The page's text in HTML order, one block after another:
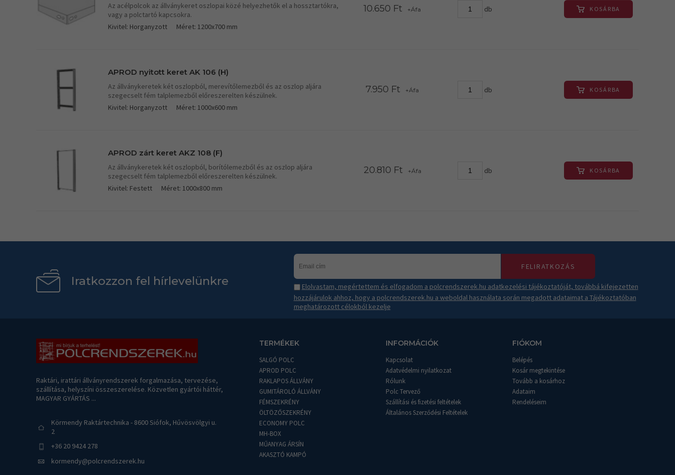
Az acélpolcok az állványkeret oszlopai közé helyezhetők el a hossztartókra,
vagy a polctartó kapcsokra.
Kivitel: Horganyzott
Méret: 1200x700 mm
10.650 Ft +Áfa db KOSÁRBA
APROD nyitott keret AK 106 (H)
Az állványkeretek két oszlopból, merevítőlemezből és az oszlop aljára
szegecselt fém talplemezből előreszerelten készülnek.
Kivitel: Horganyzott
Méret: 1000x600 mm
7.950 Ft +Áfa db KOSÁRBA
APROD zárt keret AKZ 108 (F)
Az állványkeretek két oszlopból, borítólemezből és az oszlop aljára
szegecselt fém talplemezből előreszerelten készülnek.
Kivitel: Festett
Méret: 1000x800 mm
20.810 Ft +Áfa db KOSÁRBA
Iratkozzon fel hírlevelünkre
FELIRATKOZÁS
Elolvastam, megértettem és elfogadom a polcrendszerek.hu adatkezelési tájékoztatóját, továbbá kifejezetten
hozzájárulok ahhoz, hogy a polcrendszerek.hu a weboldal használata során megadott adataimat a Tájékoztatóban
meghatározott célokból kezelje
Raktári, irattári állványrendszerek forgalmazása, tervezése,
szállítása, helyszíni összeszerelése. Közvetlen gyártói háttér,
MAGYAR GYÁRTÁS ...
Körmendy Raktártechnika - 8600 Siófok, Hűvösvölgyi u.
2
+36 20 9424 278
kormendy@polcrendszerek.hu
TERMÉKEK
SALGÓ POLC
APROD POLC
RAKLAPOS ÁLLVÁNY
GUMITÁROLÓ ÁLLVÁNY
FÉMSZEKRÉNY
ÖLTÖZŐSZEKRÉNY
ECONOMY POLC
MH-BOX
MŰANYAG ÁRSÍN
AKASZTÓ KAMPÓ
INFORMÁCIÓK
Kapcsolat
Adatvédelmi nyilatkozat
Rólunk
Polc Tervező
Szállítási és fizetési feltételek
Általános Szerződési Feltételek
FIÓKOM
Belépés
Kosár megtekintése
Tovább a kosárhoz
Adataim
Rendeléseim